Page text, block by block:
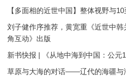
【多面相的近世中国】整体视野与
刘子健作序推荐，黄宽重《近世中
角互动》出版
新书快报 | 《从地中海到中国：公元
草原与大海的对话——辽代的海疆与